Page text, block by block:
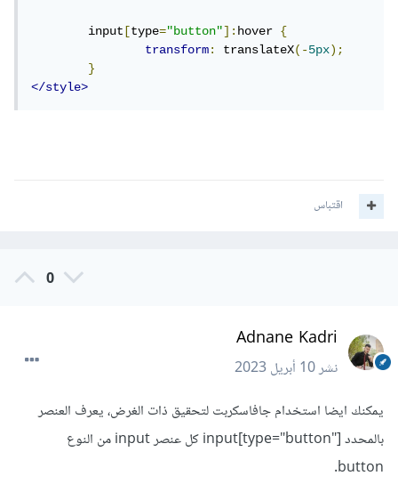
	input
[type="button"]:hover {
transform: translateX(-5px);
}
</style>
اقتباس
0
Adnane Kadri
نشر10 أبريل 2023
يمكنك ايضا استخدام جافاسكربت لتحقيق ذات الغرض، يعرف العنصر
بالمحدد input[type="button"] كل عنصر input من النوع
button.